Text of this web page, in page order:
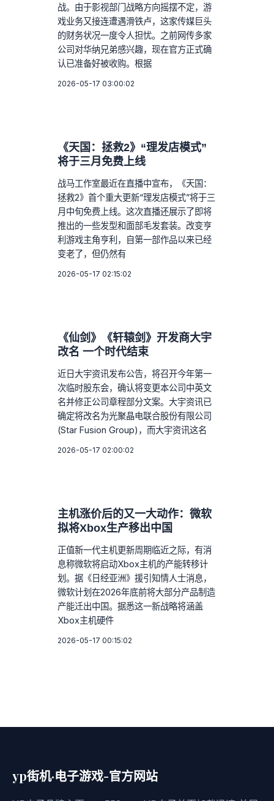
战。由于影视部门战略方向摇摆不定，游
戏业务又接连遭遇滑铁卢，这家传媒巨头
的财务状况一度令人担忧。之前网传多家
公司对华纳兄弟感兴趣，现在官方正式确
认已准备好被收购。根据
2026-05-17 03:00:02
《天国：拯救2》“理发店模式”
将于三月免费上线
战马工作室最近在直播中宣布，《天国：
拯救2》首个重大更新“理发店模式”将于三
月中旬免费上线。这次直播还展示了即将
推出的一些发型和面部毛发套装。改变亨
利游戏主角亨利，自第一部作品以来已经
变老了，但仍然有
2026-05-17 02:15:02
《仙剑》《轩辕剑》开发商大宇
改名 一个时代结束
近日大宇资讯发布公告，将召开今年第一
次临时股东会，确认将变更本公司中英文
名并修正公司章程部分文案。大宇资讯已
确定将改名为光聚晶电联合股份有限公司
(Star Fusion Group)，而大宇资讯这名
2026-05-17 02:00:02
主机涨价后的又一大动作：微软
拟将Xbox生产移出中国
正值新一代主机更新周期临近之际，有消
息称微软将启动Xbox主机的产能转移计
划。据《日经亚洲》援引知情人士消息，
微软计划在2026年底前将大部分产品制造
产能迁出中国。据悉这一新战略将涵盖
Xbox主机硬件
2026-05-17 00:15:02
yp街机·电子游戏-官方网站